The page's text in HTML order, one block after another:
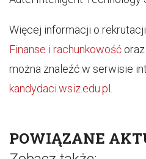
Więcej informacji o
Finanse i rachunkowość oraz
można znaleźć w serwisie
kandydaci.wsiz.edu.pl
POWIĄZANE